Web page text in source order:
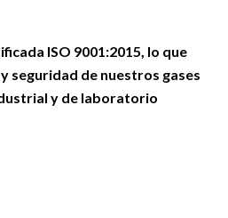
ISO 9001:2015, lo que
seguridad de nuestros gases
y de laboratorio